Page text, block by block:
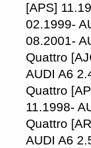
[APS]
02.1999-
08.2001-
Quattro
AUDI A6
Quattro
11.1998-
Quattro
AUDI A6